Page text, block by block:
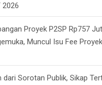
2026
Proyek P2SP Rp757
Muncul Isu Fee
dari Sorotan Publik, Sikap